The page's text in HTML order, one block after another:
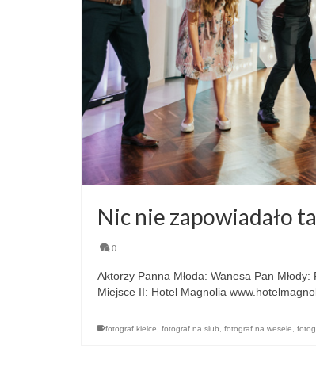
Nic nie zapowiadało
0
Aktorzy Panna Młoda: Wanesa Pan
Miejsce II: Hotel Magnolia
fotograf kielce, fotograf na slub, fotograf na wesele,